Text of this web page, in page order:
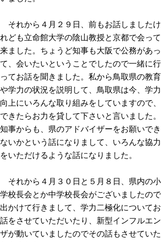
それから４月２９日、前もお話しましたけ
れども立命館大学の陰山教授と京都で会って
来ました。ちょうど知事も大阪で公務があっ
て、会いたいということでしたので一緒に行
ってお話を聞きました。私から鳥取県の教育
や学力の状況を説明して、鳥取県は今、学力
向上にいろんな取り組みをしていますので、
できたらお力を貸して下さいと言いました。
知事からも、県のアドバイザーをお願いでき
ないかという話になりまして、いろんな協力
をいただけるような話になりました。
それから４月３０日と５月８日、県内の小
学校長会とか中学校長会がございましたので
出かけて行きまして、学力二極化についてお
話をさせていただいたり、新型インフルエン
ザが動いていましたのでその話もさせていた